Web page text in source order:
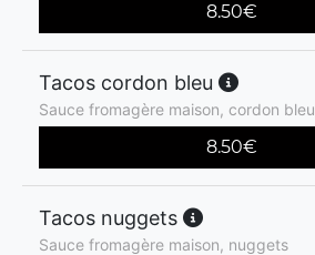
8.50€
Tacos cordon bleu
Sauce fromagère maison, cordon bleu
8.50€
Tacos nuggets
Sauce fromagère maison, nuggets